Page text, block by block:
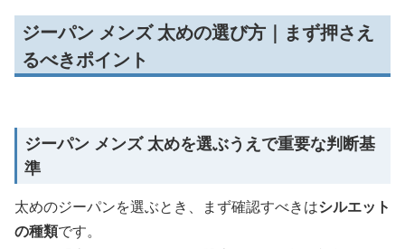
ジーパン メンズ 太めの選び方｜まず押さえ
るべきポイント
ジーパン メンズ 太めを選ぶうえで重要な判断基
準
太めのジーパンを選ぶとき、まず確認すべきはシルエット
の種類です。